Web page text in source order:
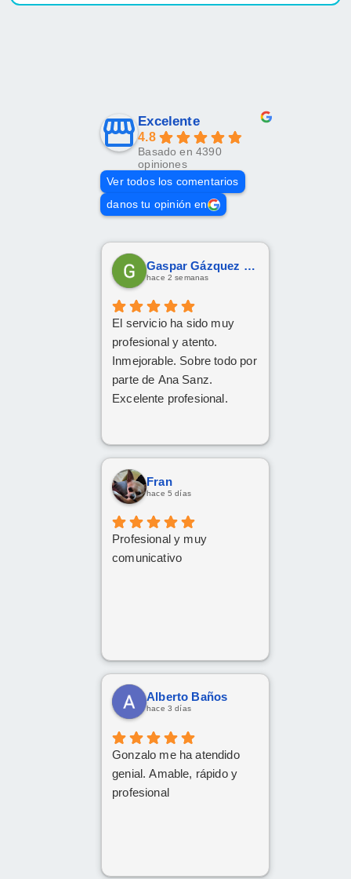
Excelente
4.8
Basado en 4390
opiniones
Ver todos los comentarios
danos tu opinión en
Gaspar Gázquez Galera
hace 2 semanas
El servicio ha sido muy
profesional y atento.
Inmejorable. Sobre todo por
parte de Ana Sanz.
Excelente profesional.
Fran
hace 5 días
Profesional y muy
comunicativo
Alberto Baños
hace 3 días
Gonzalo me ha atendido
genial. Amable, rápido y
profesional